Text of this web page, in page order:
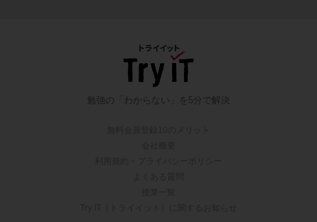
勉強の「わからない」を5分で解決